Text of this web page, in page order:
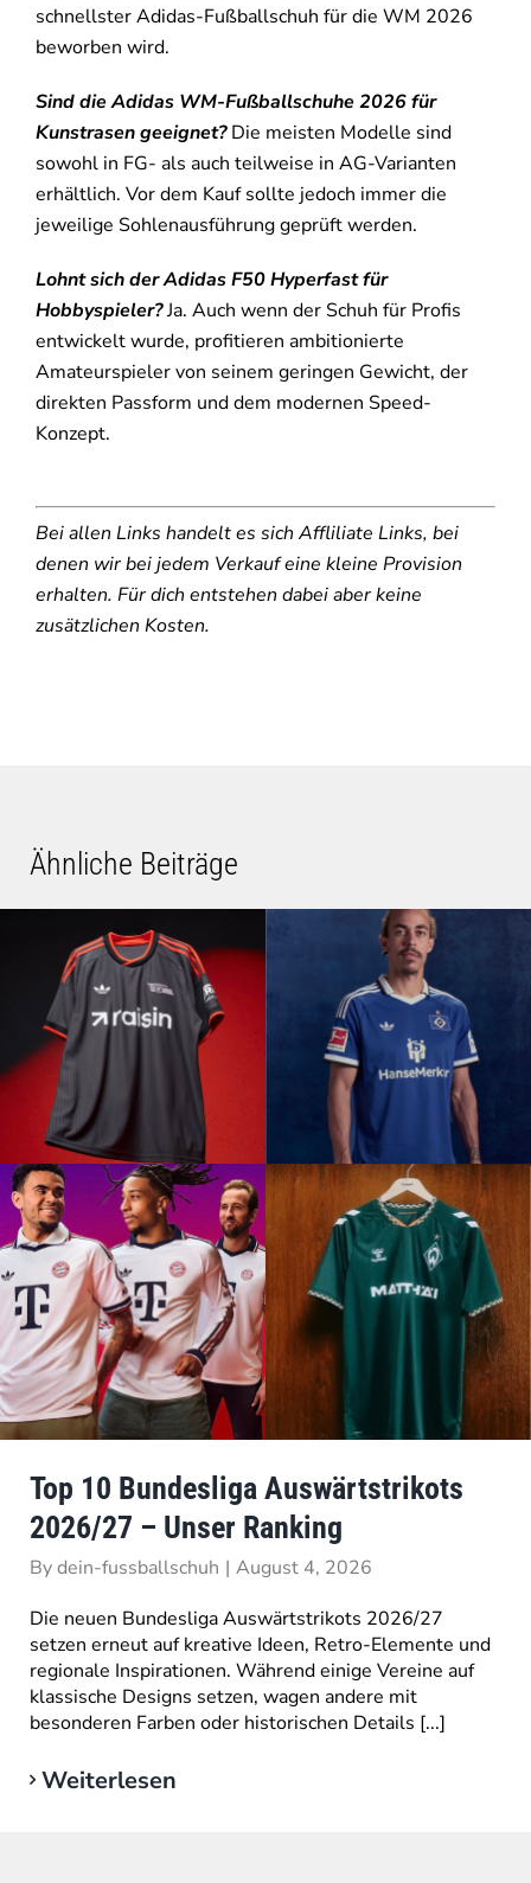
schnellster Adidas-Fußballschuh für die WM 2026
beworben wird.
Sind die Adidas WM-Fußballschuhe 2026 für
Kunstrasen geeignet?Die meisten Modelle sind
sowohl in FG- als auch teilweise in AG-Varianten
erhältlich. Vor dem Kauf sollte jedoch immer die
jeweilige Sohlenausführung geprüft werden.
Lohnt sich der Adidas F50 Hyperfast für
Hobbyspieler?Ja. Auch wenn der Schuh für Profis
entwickelt wurde, profitieren ambitionierte
Amateurspieler von seinem geringen Gewicht, der
direkten Passform und dem modernen Speed-
Konzept.
Bei allen Links handelt es sich Affliliate Links, bei
denen wir bei jedem Verkauf eine kleine Provision
erhalten. Für dich entstehen dabei aber keine
zusätzlichen Kosten.
Ähnliche Beiträge
Top 10 Bundesliga Auswärtstrikots
2026/27 – Unser Ranking
Bydein-fussballschuh | August 4, 2026
Die neuen Bundesliga Auswärtstrikots 2026/27
setzen erneut auf kreative Ideen, Retro-Elemente und
regionale Inspirationen. Während einige Vereine auf
klassische Designs setzen, wagen andere mit
besonderen Farben oder historischen Details [...]
Weiterlesen